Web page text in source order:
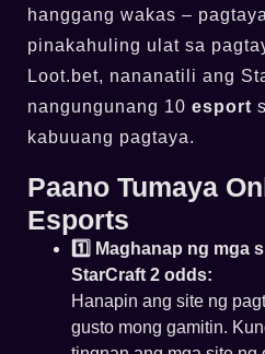
hanggang wakas –
pinakahuling ulat sa
Loot.bet, nananatili ang
nangungunang 10 esport
kabuuang pagtaya.
Paano Tumaya
Esports
1️⃣ Maghanap ng mga
StarCraft 2 odds:
Hanapin ang site ng
gusto mong gamitin.